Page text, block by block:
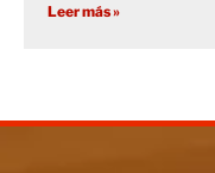
Leer más »